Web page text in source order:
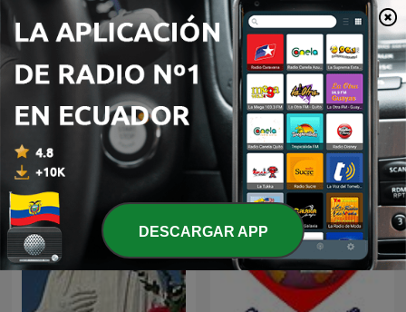
Santo Rosario Predicas y Mensajes
DESCARGAR APP